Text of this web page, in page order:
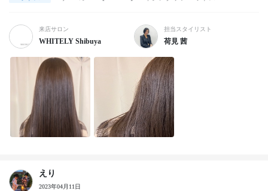
来店サロン
WHITELY Shibuya
担当スタイリスト
荷見 茜
えり
2023年04月11日